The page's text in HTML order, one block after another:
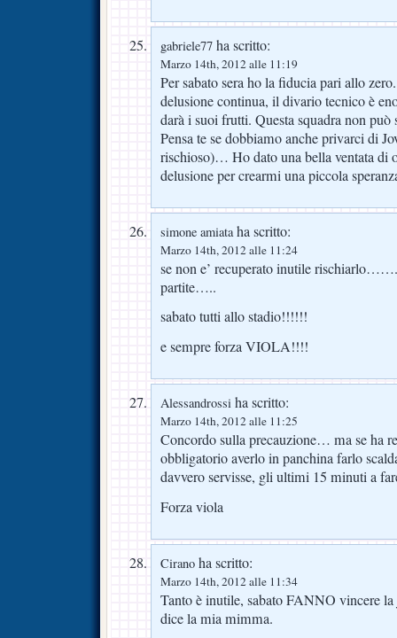
gabriele77 ha scritto:
Marzo 14th, 2012 alle 11:19
Per sabato sera ho la fiducia pari allo
delusione continua, il divario tecnico è
darà i suoi frutti. Questa squadra non può
Pensa te se dobbiamo anche privarci di
rischioso)… Ho dato una bella ventata di
delusione per crearmi una piccola
simone amiataha scritto:
Marzo 14th, 2012 alle 11:24
se non e’ recuperato inutile
partite…..
sabato tutti allo stadio!!!!!!
e sempre forza VIOLA!!!!
Alessandrossi ha scritto:
Marzo 14th, 2012 alle 11:25
Concordo sulla precauzione… ma se ha
obbligatorio averlo in panchina farlo
davvero servisse, gli ultimi 15 minuti a
Forza viola
Cirano ha scritto:
Marzo 14th, 2012 alle 11:34
Tanto è inutile, sabato FANNO vincere la
dice la mia mimma.